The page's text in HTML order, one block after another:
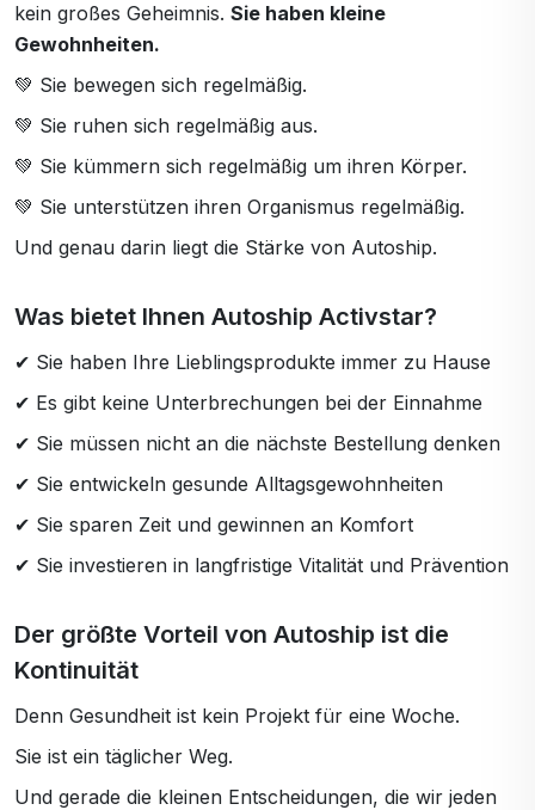
kein großes Geheimnis. Sie haben kleine
Gewohnheiten.
💚 Sie bewegen sich regelmäßig.
💚 Sie ruhen sich regelmäßig aus.
💚 Sie kümmern sich regelmäßig um ihren Körper.
💚 Sie unterstützen ihren Organismus regelmäßig.
Und genau darin liegt die Stärke von Autoship.
Was bietet Ihnen Autoship Activstar?
✔ Sie haben Ihre Lieblingsprodukte immer zu Hause
✔ Es gibt keine Unterbrechungen bei der Einnahme
✔ Sie müssen nicht an die nächste Bestellung denken
✔ Sie entwickeln gesunde Alltagsgewohnheiten
✔ Sie sparen Zeit und gewinnen an Komfort
✔ Sie investieren in langfristige Vitalität und Prävention
Der größte Vorteil von Autoship ist die
Kontinuität
Denn Gesundheit ist kein Projekt für eine Woche.
Sie ist ein täglicher Weg.
Und gerade die kleinen Entscheidungen, die wir jeden